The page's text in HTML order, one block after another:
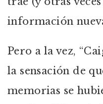
información
Pero a la vez,
la sensación de
memorias se